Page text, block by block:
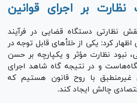
بر اجرای قوانین
نظارتی دستگاه قضایی در فرآیند
کرد: یکی از خلأ‌های قابل توجه در
نبود نظارت مؤثر و یکپارچه بر حسن
و در نتیجه گاه شاهد اجرای
غیرمنطبق با روح قانون هستیم که
چالش ایجاد کند.